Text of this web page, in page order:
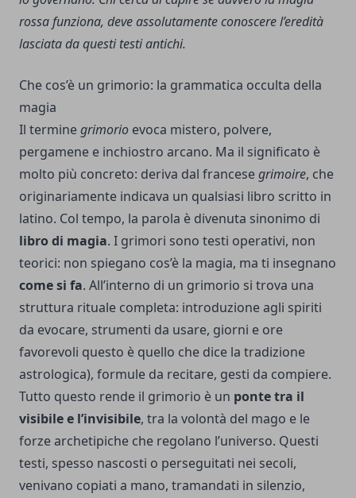
rossa funziona, deve assolutamente conoscere l’eredità
lasciata da questi testi antichi.
Che cos’è un grimorio: la grammatica occulta della
magia
Il terminegrimorio evoca mistero, polvere,
pergamene e inchiostro arcano. Ma il significato è
molto più concreto: deriva dal francesegrimoire, che
originariamente indicava un qualsiasi libro scritto in
latino. Col tempo, la parola è divenuta sinonimo di
libro di magia. I grimori sono testi operativi, non
teorici: non spiegano cos’è la magia, ma ti insegnano
come si fa. All’interno di un grimorio si trova una
struttura rituale completa: introduzione agli spiriti
da evocare, strumenti da usare, giorni e ore
favorevoli questo è quello che dice la tradizione
astrologica), formule da recitare, gesti da compiere.
Tutto questo rende il grimorio è un ponte tra il
visibile e l’invisibile, tra la volontà del mago e le
forze archetipiche che regolano l’universo. Questi
testi, spesso nascosti o perseguitati nei secoli,
venivano copiati a mano, tramandati in silenzio,